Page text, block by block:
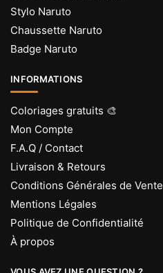
Stylo Naruto
Chaussette Naruto
Badge Naruto
INFORMATIONS
Coloriages gratuits 🎨
Mon Compte
F.A.Q / Contact
Livraison & Retours
Conditions Générales de Vente
Mentions Légales
Politique de Confidentialité
À propos